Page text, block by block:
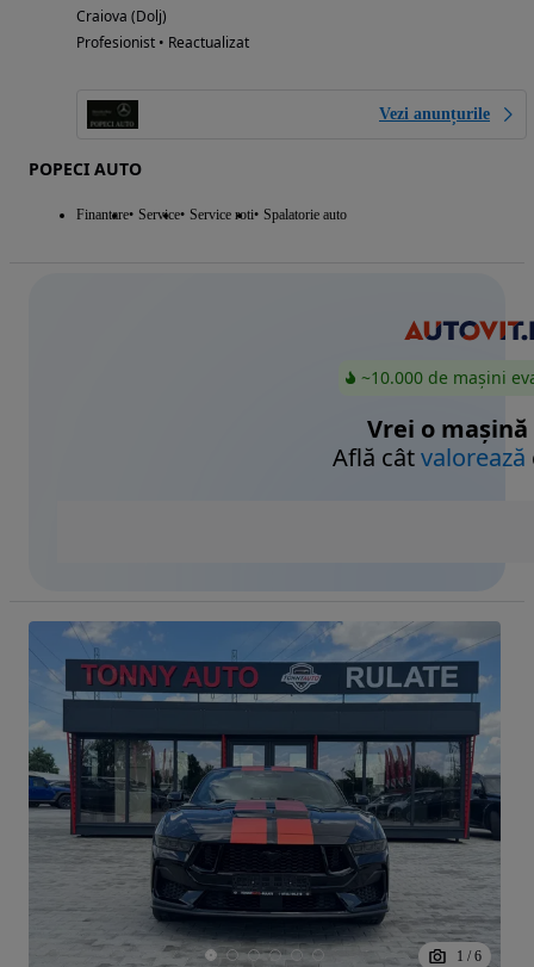
Craiova (Dolj)
Profesionist • Reactualizat
Vezi anunțurile
POPECI AUTO
Finantare Service Service roti Spalatorie auto
~10.000 de mașini
Vrei o mașină
Află câtvalorează
1 / 6